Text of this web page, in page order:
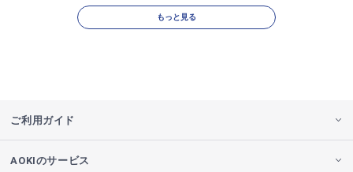
もっと見る
ご利用ガイド
AOKIのサービス